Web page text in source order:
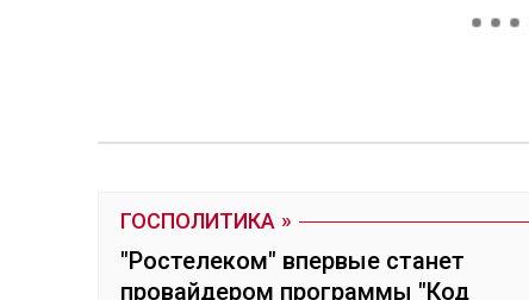
ГОСПОЛИТИКА
"Ростелеком" впервые станет
провайдером программы "Код